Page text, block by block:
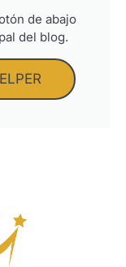
de abajo
del blog.